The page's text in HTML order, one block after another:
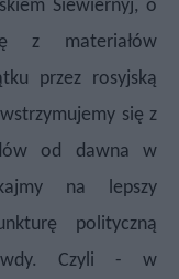
Siewiernyj, o
z materiałów
przez rosyjską
się z
od dawna w
na lepszy
polityczną
Czyli - w